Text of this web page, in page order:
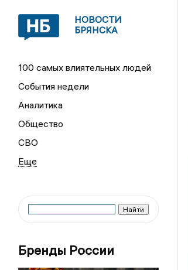
НОВОСТИ
БРЯНСКА
100 самых влиятельных людей
События недели
Аналитика
Общество
СВО
Бренды России